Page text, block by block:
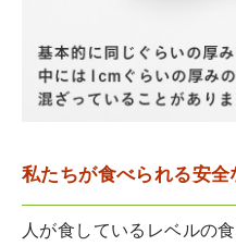
私たちが食べられる安全
人が食しているレベルの